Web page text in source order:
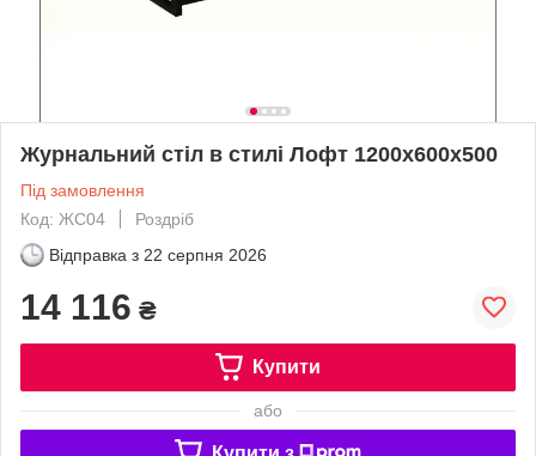
Журнальний стіл в стилі Лофт 1200х600х500
Під замовлення
Код: ЖС04
Роздріб
Відправка з 22 серпня 2026
14 116 ₴
Купити
або